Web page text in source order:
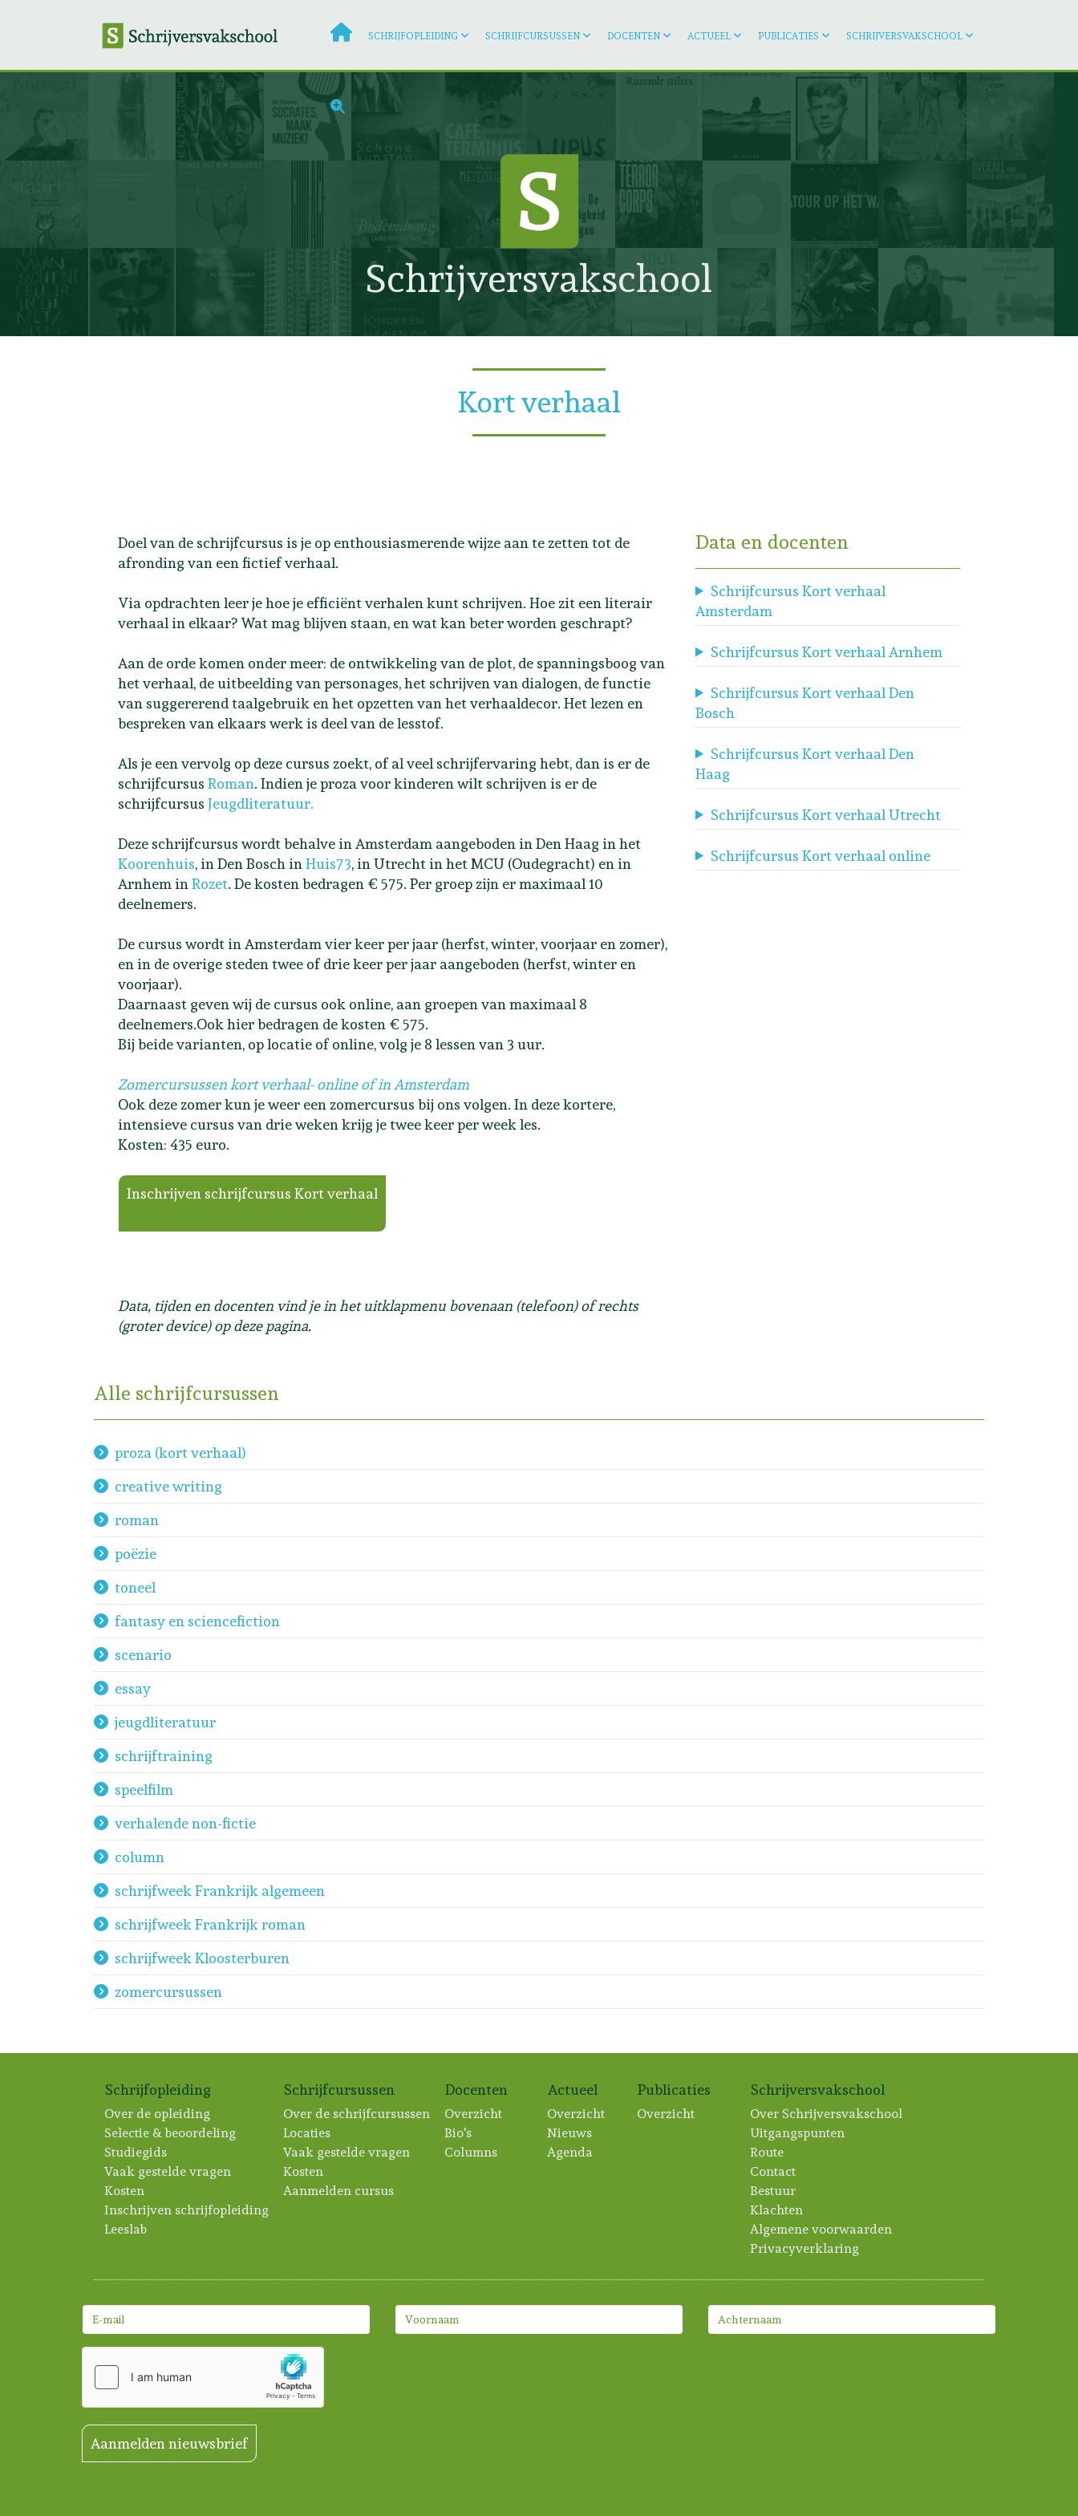
SCHRIJFOPLEIDING SCHRIJFCURSUSSEN DOCENTEN ACTUEEL PUBLICATIES SCHRIJVERSVAKSCHOOL
Schrijversvakschool
Kort verhaal
Doel van de schrijfcursus is je op enthousiasmerende wijze aan te zetten tot de
afronding van een fictief verhaal.
Via opdrachten leer je hoe je efficiënt verhalen kunt schrijven. Hoe zit een literair
verhaal in elkaar? Wat mag blijven staan, en wat kan beter worden geschrapt?
Aan de orde komen onder meer: de ontwikkeling van de plot, de spanningsboog van
het verhaal, de uitbeelding van personages, het schrijven van dialogen, de functie
van suggererend taalgebruik en het opzetten van het verhaaldecor. Het lezen en
bespreken van elkaars werk is deel van de lesstof.
Als je een vervolg op deze cursus zoekt, of al veel schrijfervaring hebt, dan is er de
schrijfcursus Roman. Indien je proza voor kinderen wilt schrijven is er de
schrijfcursus Jeugdliteratuur.
Deze schrijfcursus wordt behalve in Amsterdam aangeboden in Den Haag in het
Koorenhuis, in Den Bosch in Huis73, in Utrecht in het MCU (Oudegracht) en in
Arnhem in Rozet. De kosten bedragen € 575. Per groep zijn er maximaal 10
deelnemers.
De cursus wordt in Amsterdam vier keer per jaar (herfst, winter, voorjaar en zomer),
en in de overige steden twee of drie keer per jaar aangeboden (herfst, winter en
voorjaar).
Daarnaast geven wij de cursus ook online, aan groepen van maximaal 8
deelnemers.Ook hier bedragen de kosten € 575.
Bij beide varianten, op locatie of online, volg je 8 lessen van 3 uur.
Zomercursussen kort verhaal- online of in Amsterdam
Ook deze zomer kun je weer een zomercursus bij ons volgen. In deze kortere,
intensieve cursus van drie weken krijg je twee keer per week les.
Kosten: 435 euro.
Inschrijven schrijfcursus Kort verhaal
Data, tijden en docenten vind je in het uitklapmenu bovenaan (telefoon) of rechts
(groter device) op deze pagina.
Data en docenten
Schrijfcursus Kort verhaal
Amsterdam
Schrijfcursus Kort verhaal Arnhem
Schrijfcursus Kort verhaal Den
Bosch
Schrijfcursus Kort verhaal Den
Haag
Schrijfcursus Kort verhaal Utrecht
Schrijfcursus Kort verhaal online
Alle schrijfcursussen
proza (kort verhaal)
creative writing
roman
poëzie
toneel
fantasy en sciencefiction
scenario
essay
jeugdliteratuur
schrijftraining
speelfilm
verhalende non-fictie
column
schrijfweek Frankrijk algemeen
schrijfweek Frankrijk roman
schrijfweek Kloosterburen
zomercursussen
Schrijfopleiding
Over de opleiding
Selectie & beoordeling
Studiegids
Vaak gestelde vragen
Kosten
Inschrijven schrijfopleiding
Leeslab
Schrijfcursussen
Over de schrijfcursussen
Locaties
Vaak gestelde vragen
Kosten
Aanmelden cursus
Docenten
Overzicht
Bio's
Columns
Actueel
Overzicht
Nieuws
Agenda
Publicaties
Overzicht
Schrijversvakschool
Over Schrijversvakschool
Uitgangspunten
Route
Contact
Bestuur
Klachten
Algemene voorwaarden
Privacyverklaring
Aanmelden nieuwsbrief